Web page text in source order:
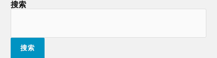
搜索
搜索